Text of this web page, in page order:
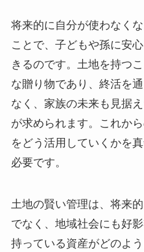
将来的に自分が使わなく
ことで、子どもや孫に安
きるのです。土地を持つ
な贈り物であり、終活を
なく、家族の未来も見据
が求められます。これか
をどう活用していくかを
必要です。
土地の賢い管理は、将来
でなく、地域社会にも好
持っている資産がどのよ